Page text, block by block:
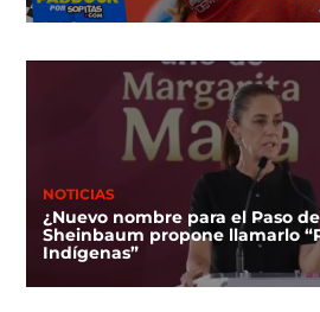
NOTICIAS
¿Nuevo nombre para el Paso
Sheinbaum propone llamarlo
Indígenas”